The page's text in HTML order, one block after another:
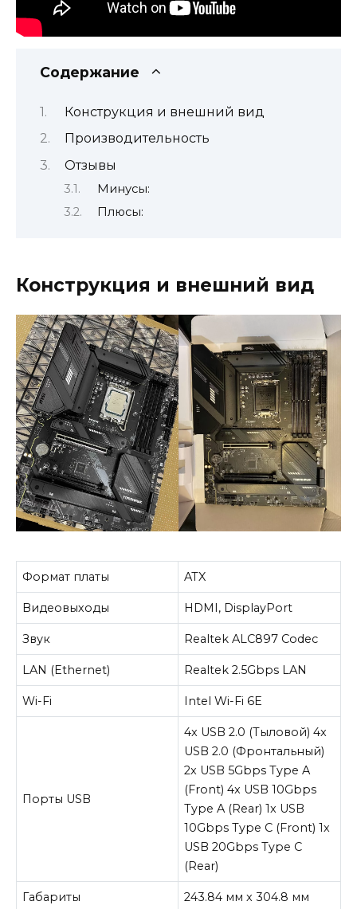
Содержание
Конструкция и внешний вид
Производительность
Отзывы
Минусы:
Плюсы:
Конструкция и внешний вид
Формат платы ATX
Видеовыходы HDMI, DisplayPort
Звук Realtek ALC897 Codec
LAN (Ethernet) Realtek 2.5Gbps LAN
Wi-Fi Intel Wi-Fi 6E
Порты USB
4x USB 2.0 (Тыловой) 4x
USB 2.0 (Фронтальный)
2x USB 5Gbps Type A
(Front) 4x USB 10Gbps
Type A (Rear) 1x USB
10Gbps Type C (Front) 1x
USB 20Gbps Type C
(Rear)
Габариты 243.84 мм x 304.8 мм